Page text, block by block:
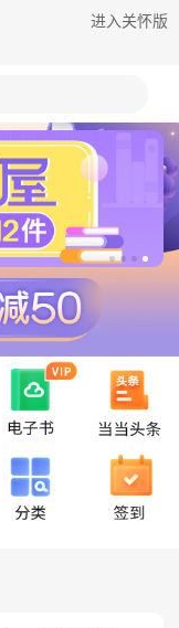
进入关怀版